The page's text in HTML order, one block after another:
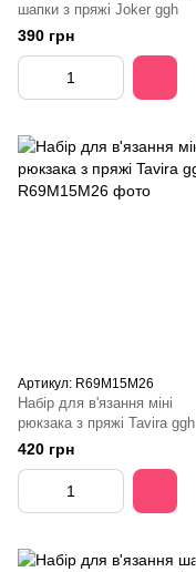
шапки з пряжі Joker ggh
390 грн
Артикул: R69M15M26
Набір для в'язання міні
рюкзака з пряжі Tavira ggh
420 грн